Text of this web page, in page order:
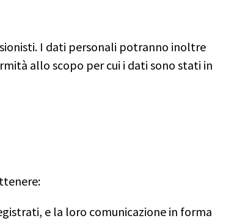
I dati personali potranno inoltre
allo scopo per cui i dati sono stati in
e la loro comunicazione in forma